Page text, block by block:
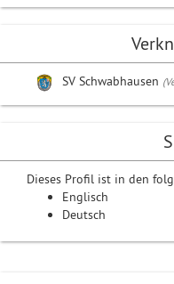
SV Schwabhausen
Dieses Profil ist in den
Englisch
Deutsch